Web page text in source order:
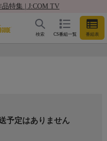
特集 | J:COM TV
CS番組一覧 番組表
検索
予定はありません